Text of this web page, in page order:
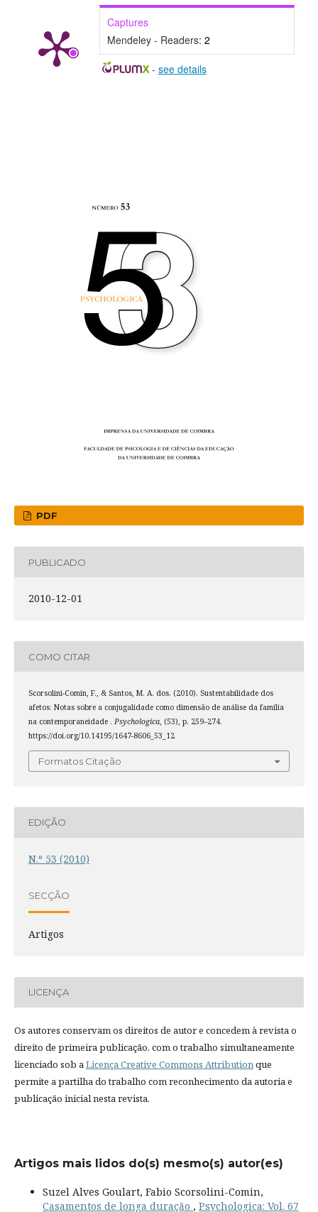
Captures
Mendeley - Readers: 2
- see details
PDF
PUBLICADO
2010-12-01
COMO CITAR
Scorsolini-Comin, F., & Santos, M. A. dos. (2010). Sustentabilidade dos
afetos: Notas sobre a conjugalidade como dimensão de análise da família
na contemporaneidade . Psychologica, (53), p. 259–274.
https://doi.org/10.14195/1647-8606_53_12
Formatos Citação
EDIÇÃO
N.º 53 (2010)
SECÇÃO
Artigos
LICENÇA
Os autores conservam os direitos de autor e concedem à revista o
direito de primeira publicação, com o trabalho simultaneamente
licenciado sob aLicença Creative Commons Attributionque
permite a partilha do trabalho com reconhecimento da autoria e
publicação inicial nesta revista.
Artigos mais lidos do(s) mesmo(s) autor(es)
Suzel Alves Goulart, Fabio Scorsolini-Comin,
Casamentos de longa duração , Psychologica: Vol. 67